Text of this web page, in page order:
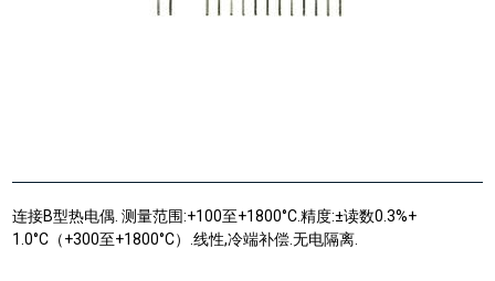
连接B型热电偶. 测量范围:+100至+1800°C.精度:±读数0.3%+
1.0°C（+300至+1800°C）.线性,冷端补偿.无电隔离.